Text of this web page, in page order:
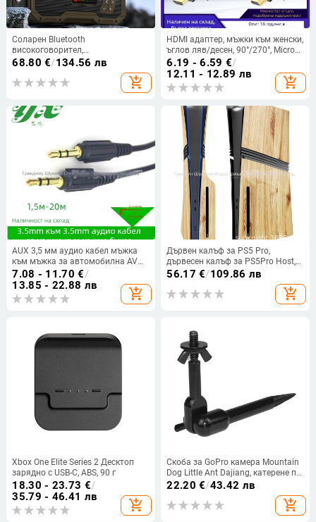
Соларен Bluetooth
високоговорител,
многофункционален, преносим,
за къмпинг, радио, авариен,
презареждащ се, фенерче, аудио
68.80 €/134.56 лв
add_shopping_cart
HDMI адаптер, мъжки към женски,
ъглов ляв/десен, 90°/270°, Micro
HDMI, позлатени контакти
6.19 - 6.59 €/
12.11 - 12.89 лв
add_shopping_cart
AUX 3,5 мм аудио кабел мъжка
към мъжка за автомобилна AV
система, за телефон и компютър,
златни контакти, медни
проводници, удължителен кабел
7.08 - 11.70 €/
13.85 - 22.88 лв
add_shopping_cart
Дървен калъф за PS5 Pro,
дървесен калъф за PS5Pro Host,
дървесен калъф за PS5 Pro,
56.17 €/109.86 лв
add_shopping_cart
Xbox One Elite Series 2 Десктоп
зарядно с USB-C, ABS, 90 г
18.30 - 23.73 €/
35.79 - 46.41 лв
add_shopping_cart
Скоба за GoPro камера Mountain
Dog Little Ant Dajiang, катерене по
дърветата, поле за нокти, скално
фиксиране на камерата
22.20 €/43.42 лв
add_shopping_cart